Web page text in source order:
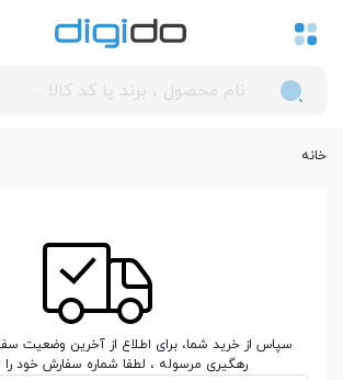
خانه
سپاس از خرید شما، برای اطلاع از آخرین وضعیت
رهگیری مرسوله ، لطفا شماره سفارش خود را